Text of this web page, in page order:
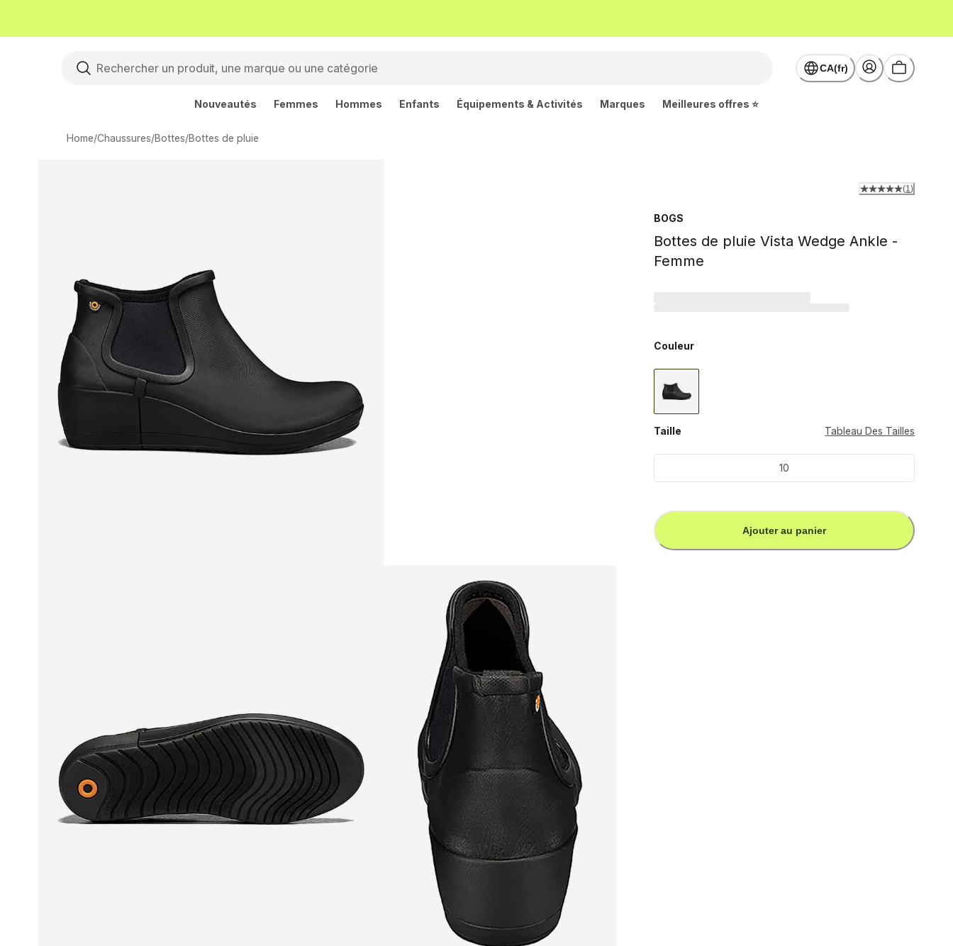
CA(fr)
Nouveautés Femmes Hommes Enfants Équipements & Activités Marques Meilleures offres ⭐
Home/Chaussures/Bottes/Bottes de pluie
BOGS
Bottes de pluie Vista Wedge Ankle -
Femme
(1)
Couleur
Taille Tableau Des Tailles
10
Ajouter au panier